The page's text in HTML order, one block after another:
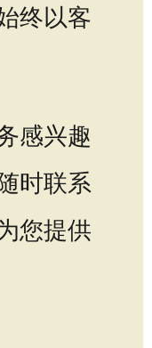
终以客
感兴趣
时联系
您提供